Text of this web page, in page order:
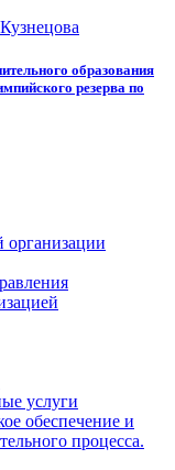
образования
резерва по
организации
услуги
обеспечение и
процесса.